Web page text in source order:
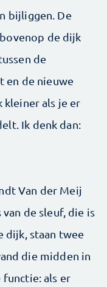
bijliggen. De
de dijk
de
en de nieuwe
kleiner als je er
Ik denk dan:
Van der Meij
de sleuf, die is
dijk, staan twee
die midden in
als er